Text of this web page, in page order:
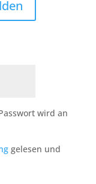
wird an
gelesen und